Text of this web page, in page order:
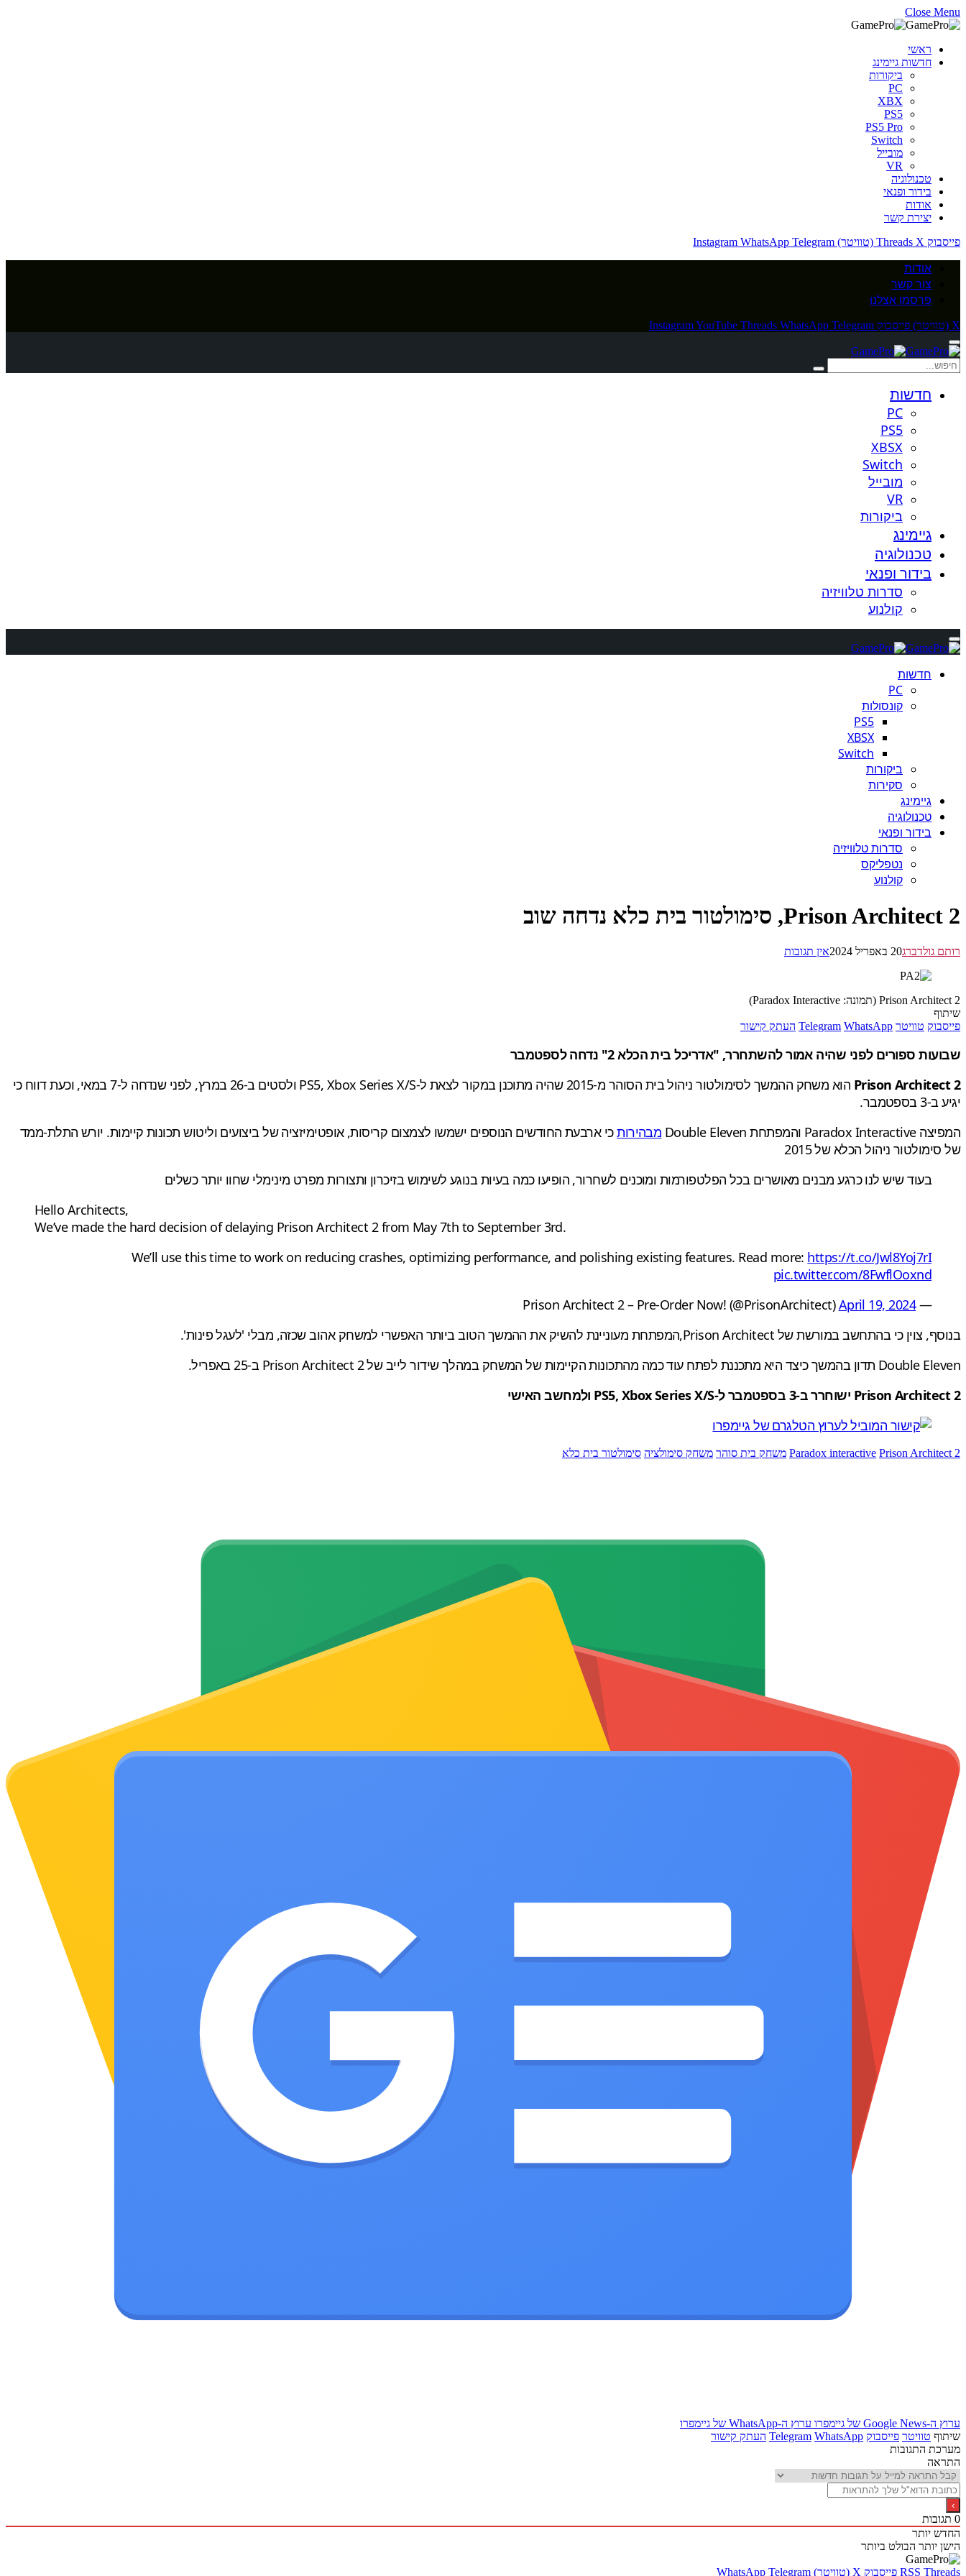
Close Menu
ראשי
חדשות גיימינג
ביקורות
PC
XBX
PS5
PS5 Pro
Switch
מובייל
VR
טכנולוגיה
בידור ופנאי
אודות
יצירת קשר
פייסבוק
Threads X (טוויטר) Instagram WhatsApp Telegram
אודות
צור קשר
פרסמו אצלנו
X (טוויטר) פייסבוק InstagramYouTube Threads WhatsApp Telegram
חדשות
PC
PS5
XBSX
Switch
מובייל
VR
ביקורות
גיימינג
טכנולוגיה
בידור ופנאי
סדרות טלוויזיה
קולנוע
חדשות
PC
קונסולות
PS5
XBSX
Switch
ביקורות
סקירות
גיימינג
טכנולוגיה
בידור ופנאי
סדרות טלוויזיה
נטפליקס
קולנוע
Prison Architect 2, סימולטור בית כלא נדחה שוב
רותם גולדברג20 באפריל 2024 אין תגובות
Prison Architect 2 (תמונה: Paradox Interactive)
שיתוף
פייסבוק טוויטר Telegram WhatsApp העתק קישור
שבועות ספורים לפני שהיה אמור להשתחרר, "אדריכל בית הכלא 2" נדחה לספטמבר
Prison Architect 2
הוא משחק ההמשך לסימולטור ניהול בית הסוהר מ-2015 שהיה מתוכנן במקור לצאת ל-PS5, Xbox Series X/S ולסטים ב-26 במרץ, לפני שנדחה ל-7 במאי, וכעת דווח כי
יגיע ב-3 בספטמבר.
המפיצה Paradox Interactive והמפתחת Double Eleven
מבהירותכי ארבעת החודשים הנוספים ישמשו לצמצום קריסות, אופטימיזציה של ביצועים וליטוש תכונות קיימות. יורש התלת-ממד
של סימולטור ניהול הכלא של 2015
בעוד שיש לנו כרגע מבנים מאושרים בכל הפלטפורמות ומוכנים לשחרור, הופיעו כמה בעיות בנוגע לשימוש בזיכרון ותצורות מפרט מינימלי שחוו יותר כשלים
Hello Architects,
We’ve made the hard decision of delaying Prison Architect 2 from May 7th to September 3rd.
We’ll use this time to work on reducing crashes, optimizing performance, and polishing existing features. Read more: https://t.co/Jwl8Yoj7rI
pic.twitter.com/8FwflOoxnd
— Prison Architect 2 – Pre-Order Now! (@PrisonArchitect)
April 19, 2024
בנוסף, צוין כי בהתחשב במורשת של Prison Architect,המפתחת מעוניינת להשיק את ההמשך הטוב ביותר האפשרי למשחק אהוב שכזה, מבלי 'לעגל פינות'.
Double Eleven תדון בהמשך כיצד היא מתכננת לפתח עוד כמה מהתכונות הקיימות של המשחק במהלך שידור לייב של Prison Architect 2 ב-25 באפריל.
Prison Architect 2 ישוחרר ב-3 בספטמבר ל-PS5, Xbox Series X/S ולמחשב האישי
Paradox interactive Prison Architect 2 משחק בית סוהר משחק סימולציה סימולטור בית כלא
ערוץ ה-Google News של גיימפרו
ערוץ ה-WhatsApp של גיימפרו
שיתוף טוויטר פייסבוק Telegram WhatsApp
העתק קישור
מערכת התגובות
התראה
0 תגובות
החדש יותר
הישן יותר הבולט ביותר
RSS Threads פייסבוק X (טוויטר) WhatsApp Telegram